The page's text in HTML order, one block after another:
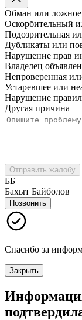
Обман или ложное
Оскорбительный
Подозрительная
Дубликаты или
Нарушение прав
Владелец
Непроверенная
Устаревшее или
Нарушение
Другая причина
Отправить жалобу
ББ
Бахыт Байболов
Позвонить
Спасибо за
Закрыть